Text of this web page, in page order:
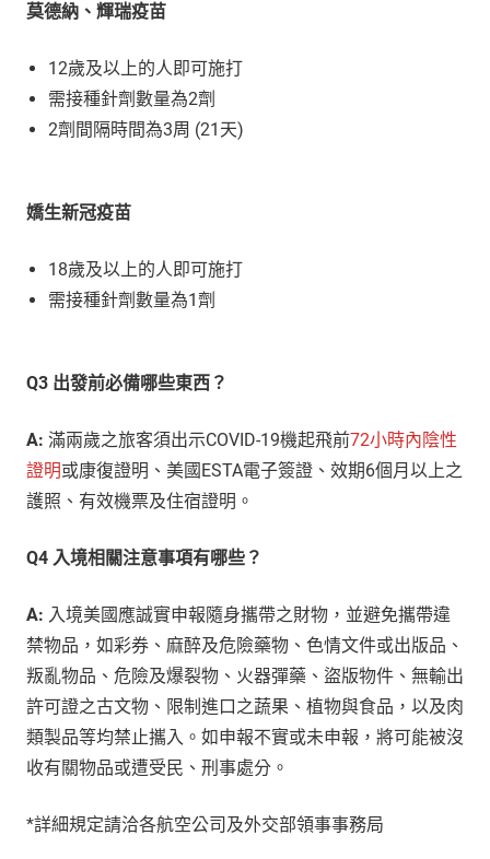
莫德納、輝瑞疫苗
12歲及以上的人即可施打
需接種針劑數量為2劑
2劑間隔時間為3周 (21天)
嬌生新冠疫苗
18歲及以上的人即可施打
需接種針劑數量為1劑
Q3 出發前必備哪些東西？
A: 滿兩歲之旅客須出示COVID-19機起飛前72小時內陰性
證明或康復證明、美國ESTA電子簽證、效期6個月以上之
護照、有效機票及住宿證明。
Q4 入境相關注意事項有哪些？
A: 入境美國應誠實申報隨身攜帶之財物，並避免攜帶違
禁物品，如彩券、麻醉及危險藥物、色情文件或出版品、
叛亂物品、危險及爆裂物、火器彈藥、盜版物件、無輸出
許可證之古文物、限制進口之蔬果、植物與食品，以及肉
類製品等均禁止攜入。如申報不實或未申報，將可能被沒
收有關物品或遭受民、刑事處分。
*詳細規定請洽各航空公司及外交部領事事務局